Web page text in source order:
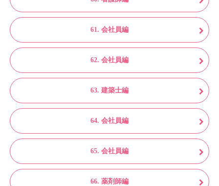
61. 会社員編
62. 会社員編
63. 建築士編
64. 会社員編
65. 会社員編
66. 薬剤師編